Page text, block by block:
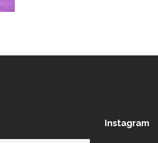
Instagram